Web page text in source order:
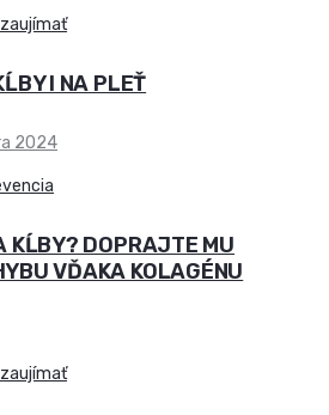
I NA PLEŤ
2024
KĹBY? DOPRAJTE MU
VĎAKA KOLAGÉNU